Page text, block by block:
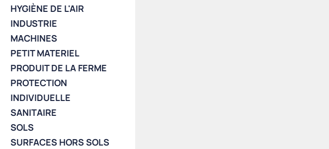
HYGIÈNE DE L'AIR
INDUSTRIE
MACHINES
PETIT MATERIEL
PRODUIT DE LA FERME
PROTECTION
INDIVIDUELLE
SANITAIRE
SOLS
SURFACES HORS SOLS